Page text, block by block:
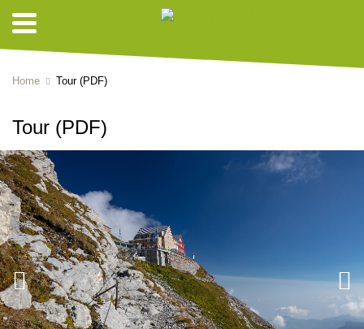
Home Tour (PDF)
Tour (PDF)